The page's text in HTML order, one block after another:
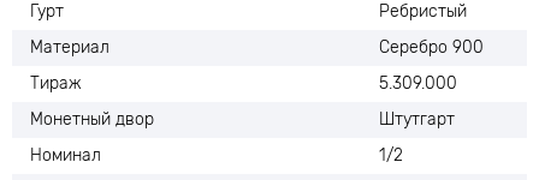
Гурт
Ребристый
Материал
Серебро 900
Тираж
5.309.000
Монетный двор
Штутгарт
Номинал
1/2